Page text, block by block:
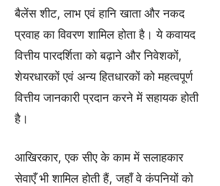
बैलेंस शीट, लाभ एवं हानि खाता और नकद
प्रवाह का विवरण शामिल होता है। ये कवायद
वित्तीय पारदर्शिता को बढ़ाने और निवेशकों,
शेयरधारकों एवं अन्य हितधारकों को महत्वपूर्ण
वित्तीय जानकारी प्रदान करने में सहायक होती
है।
आखिरकार, एक सीए के काम में सलाहकार
सेवाएँ भी शामिल होती हैं, जहाँ वे कंपनियों को